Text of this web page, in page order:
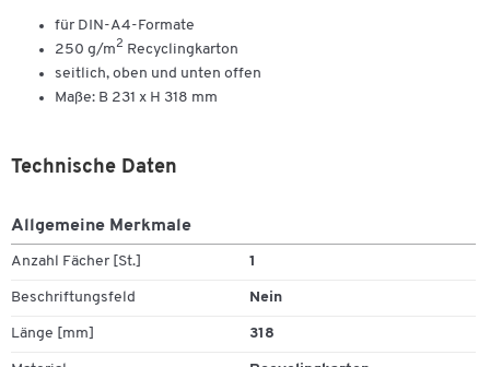
für DIN-A4-Formate
250 g/m2 Recyclingkarton
seitlich, oben und unten offen
Maße: B 231 x H 318 mm
Technische Daten
Allgemeine Merkmale
Anzahl Fächer [St.] 1
Beschriftungsfeld Nein
Länge [mm] 318